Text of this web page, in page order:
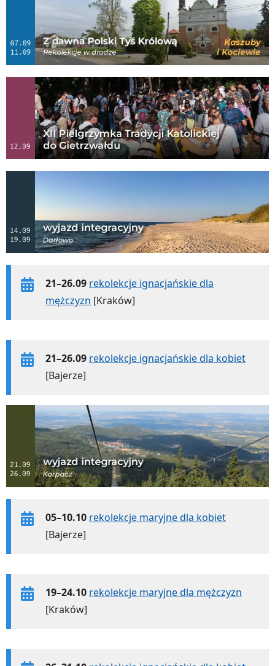
21–26.09 rekolekcje ignacjańskie dla
mężczyzn [Kraków]
21–26.09 rekolekcje ignacjańskie dla kobiet
[Bajerze]
05–10.10 rekolekcje maryjne dla kobiet
[Bajerze]
19–24.10 rekolekcje maryjne dla mężczyzn
[Kraków]